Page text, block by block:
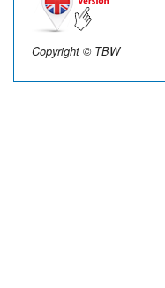
Copyright © TBW